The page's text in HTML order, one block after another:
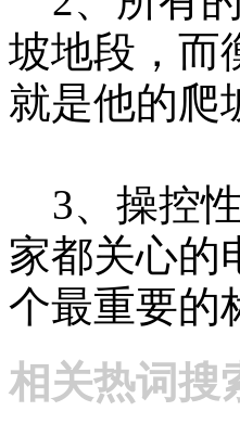
坡地段，而
就是他的爬
3、操控
家都关心的
个最重要的
相关热词搜